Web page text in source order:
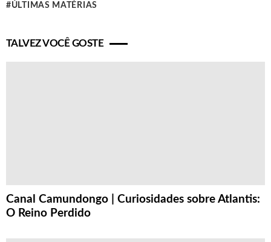
ÚLTIMAS MATÉRIAS
TALVEZ VOCÊ GOSTE
Canal Camundongo | Curiosidades sobre Atlantis:
O Reino Perdido